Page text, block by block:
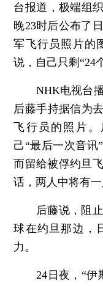
台报道，极端组
晚23时后公布了
军飞行员照片的
说，自己只剩“24
NHK电视台播
后藤手持据信为
飞行员的照片
己“最后一次音讯
而留给被俘约旦
话，两人中将有一
后藤说，阻止
球在约旦那边，
力。
24日夜，“伊斯